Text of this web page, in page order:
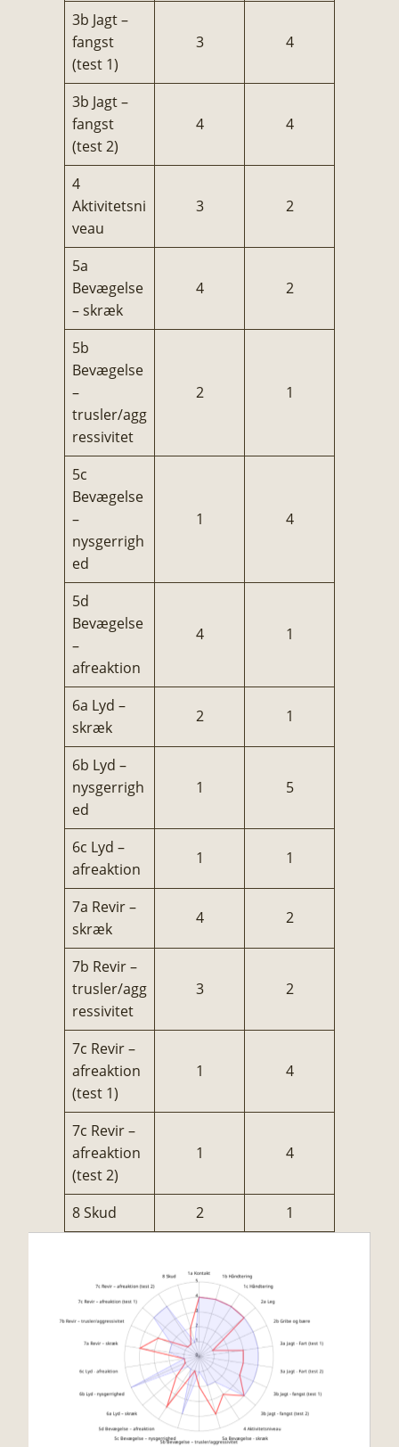
3b Jagt –
fangst
(test 1)
3 4
3b Jagt –
fangst
(test 2)
4 4
4
Aktivitetsni
veau
3 2
5a
Bevægelse
– skræk
4 2
5b
Bevægelse
–
trusler/agg
ressivitet
2 1
5c
Bevægelse
–
nysgerrigh
ed
1 4
5d
Bevægelse
–
afreaktion
4 1
6a Lyd –
skræk
2 1
6b Lyd –
nysgerrigh
ed
1 5
6c Lyd –
afreaktion
1 1
7a Revir –
skræk
4 2
7b Revir –
trusler/agg
ressivitet
3 2
7c Revir –
afreaktion
(test 1)
1 4
7c Revir –
afreaktion
(test 2)
1 4
8 Skud 2 1